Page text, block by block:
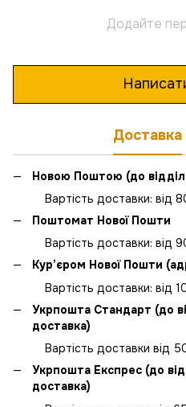
Додайте
Доставка
Новою Поштою (до
Вартість доставки: від
Поштомат Нової Пошти
Вартість доставки: від
Кур’єром Нової Пошти
Вартість доставки: від
Укрпошта Стандарт (до
доставка)
Вартість доставки від
Укрпошта Експрес (до
доставка)